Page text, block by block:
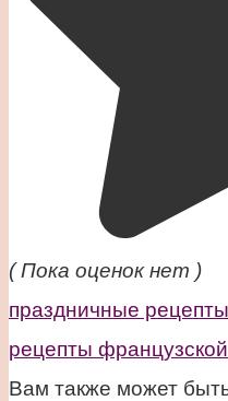
( Пока оценок нет )
праздничные рецепты
рецепты
Вам также может